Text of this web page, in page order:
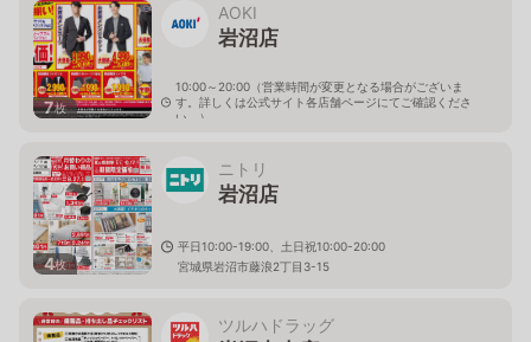
7枚
AOKI
岩沼店
10:00～20:00（営業時間が変更となる場合がございま
す。詳しくは公式サイト各店舗ページにてご確認くださ
い。）
4枚
ニトリ
岩沼店
平日10:00-19:00、土日祝10:00-20:00
宮城県岩沼市藤浪2丁目3-15
ツルハドラッグ